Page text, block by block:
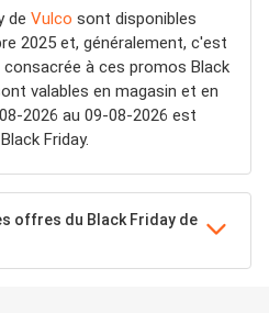
de Vulco sont disponibles
2025 et, généralement, c'est
à ces promos Black
valables en magasin et en
2026 au 09-08-2026 est
Friday.
offres du Black Friday de